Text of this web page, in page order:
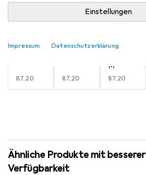
Einstellungen
Impressum Datenschutzerklärung
EUR
87,20 EUR
87,20
M
EUR
87,20
Ähnliche Produkte mit besserer
Verfügbarkeit